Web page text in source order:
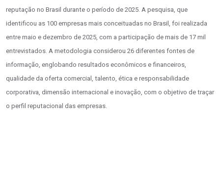
reputação no Brasil durante o período de 2025. A pesquisa, que
identificou as 100 empresas mais conceituadas no Brasil, foi realizada
entre maio e dezembro de 2025, com a participação de mais de 17 mil
entrevistados. A metodologia considerou 26 diferentes fontes de
informação, englobando resultados econômicos e financeiros,
qualidade da oferta comercial, talento, ética e responsabilidade
corporativa, dimensão internacional e inovação, com o objetivo de traçar
o perfil reputacional das empresas.